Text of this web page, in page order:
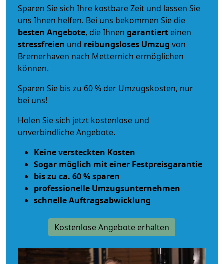
Sparen Sie sich Ihre kostbare Zeit und lassen Sie
uns Ihnen helfen. Bei uns bekommen Sie die
besten Angebote, die Ihnen garantiert einen
stressfreien und reibungsloses Umzug von
Bremerhaven nach Metternich ermöglichen
können.
Sparen Sie bis zu 60 % der Umzugskosten, nur
bei uns!
Holen Sie sich jetzt kostenlose und
unverbindliche Angebote.
Keine versteckten Kosten
Sogar möglich mit einer Festpreisgarantie
bis zu ca. 60 % sparen
professionelle Umzugsunternehmen
schnelle Auftragsabwicklung
Kostenlose Angebote erhalten